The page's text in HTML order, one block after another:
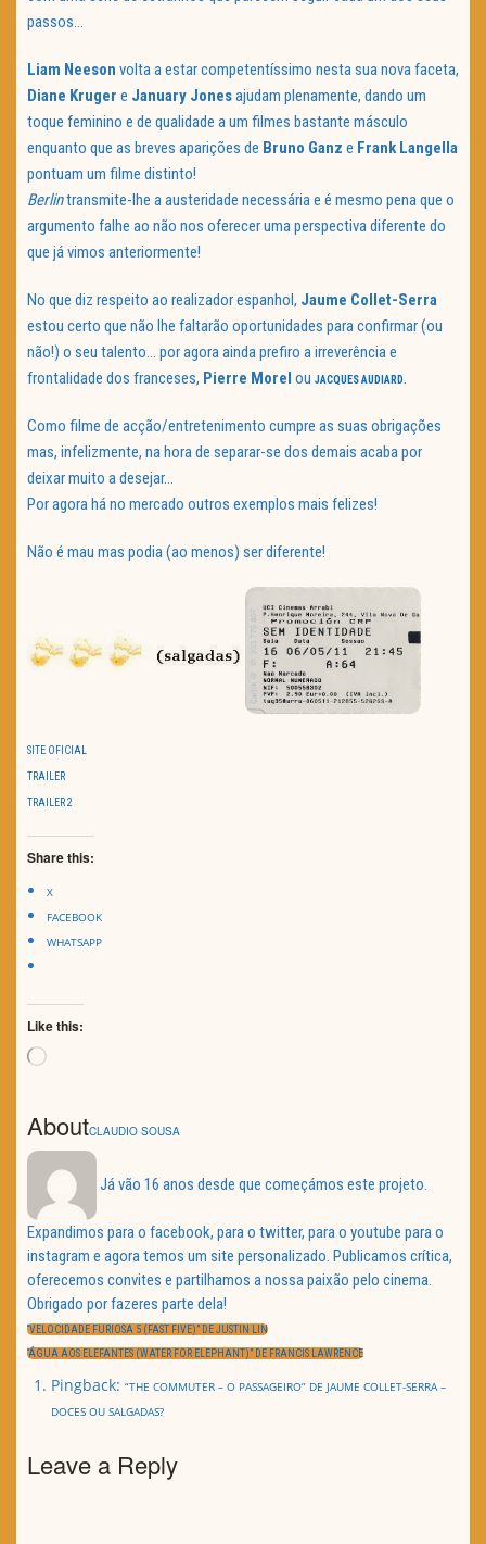
passos…
Liam Neeson volta a estar competentíssimo nesta sua nova faceta,
Diane Kruger e January Jonesajudam plenamente, dando um
toque feminino e de qualidade a um filmes bastante másculo
enquanto que as breves aparições de Bruno Ganz e Frank Langella
pontuam um filme distinto!
Berlintransmite-lhe a austeridade necessária e é mesmo pena que o
argumento falhe ao não nos oferecer uma perspectiva diferente do
que já vimos anteriormente!
No que diz respeito ao realizador espanhol, Jaume Collet-Serra
estou certo que não lhe faltarão oportunidades para confirmar (ou
não!) o seu talento… por agora ainda prefiro a irreverência e
frontalidade dos franceses, Pierre Morel ou JACQUES AUDIARD.
Como filme de acção/entretenimento cumpre as suas obrigações
mas, infelizmente, na hora de separar-se dos demais acaba por
deixar muito a desejar…
Por agora há no mercado outros exemplos mais felizes!
Não é mau mas podia (ao menos) ser diferente!
SITE OFICIAL
TRAILER
TRAILER 2
Share this:
X
FACEBOOK
WHATSAPP
Like this:
Loading…
AboutCLAUDIO SOUSA
Já vão 16 anos desde que começámos este projeto.
Expandimos para o facebook, para o twitter, para o youtube para o
instagram e agora temos um site personalizado. Publicamos crítica,
oferecemos convites e partilhamos a nossa paixão pelo cinema.
Obrigado por fazeres parte dela!
Navegação
de
artigos
PREVIOUS
“VELOCIDADE FURIOSA 5 (FAST FIVE)” DE JUSTIN LIN
NEXT
“ÁGUA AOS ELEFANTES (WATER FOR ELEPHANT)” DE FRANCIS LAWRENCE
Pingback:“THE COMMUTER – O PASSAGEIRO” DE JAUME COLLET-SERRA –
DOCES OU SALGADAS?
Leave a Reply